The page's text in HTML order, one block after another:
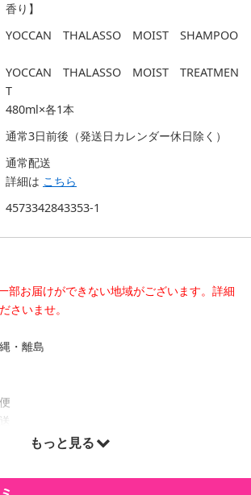
香り】
YOCCAN THALASSO MOIST SHAMPOO
YOCCAN THALASSO MOIST TREATMEN
T
480ml×各1本
通常3日前後（発送日カレンダー休日除く）
通常配送
詳細は こちら
4573342843353-1
部お届けができない地域がございます。詳細
さいませ。
・離島
発送予定日」に配送日指定の記載がある場合
ではありません。
もっと見る